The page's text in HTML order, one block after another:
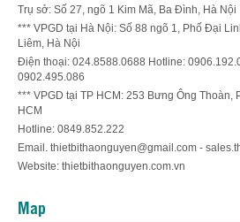
Trụ sở: Số 27, ngõ 1 Kim Mã, Ba Đình, Hà Nội
*** VPGD tại Hà Nội: Số 88 ngõ 1, Phố Đại
Liêm, Hà Nội
Điện thoại: 024.8588.0688 Hotline:
0902.495.086
*** VPGD tại TP HCM: 253 Bưng Ông Thoàn,
HCM
Hotline: 0849.852.222
Email. thietbithaonguyen@gmail.com -
Website: thietbithaonguyen.com.vn
Map